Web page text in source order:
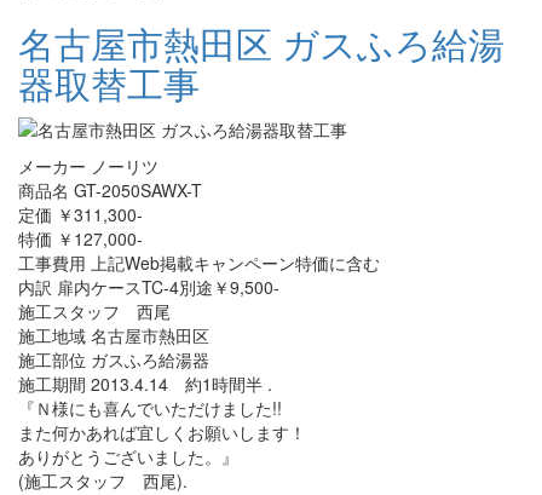
名古屋市熱田区 ガスふろ給湯
器取替工事
メーカー ノーリツ
商品名 GT-2050SAWX-T
定価 ￥311,300-
特価 ￥127,000-
工事費用 上記Web掲載キャンペーン特価に含む
内訳 扉内ケースTC-4別途￥9,500-
施工スタッフ 西尾
施工地域 名古屋市熱田区
施工部位 ガスふろ給湯器
施工期間 2013.4.14 約1時間半 .
『Ｎ様にも喜んでいただけました!!
また何かあれば宜しくお願いします！
ありがとうございました。』
(施工スタッフ 西尾).